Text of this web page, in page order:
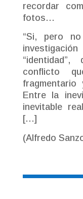
recordar
fotos…
“Si, pero
conflicto
Entre la
inevitable
[…]
(Alfredo